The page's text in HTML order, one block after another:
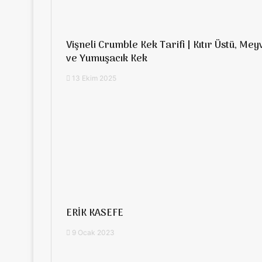
Vişneli Crumble Kek Tarifi | Kıtır Üstü,
ve Yumuşacık Kek
13 Ekim 2025
ERİK KASEFE
9 Ocak 2023